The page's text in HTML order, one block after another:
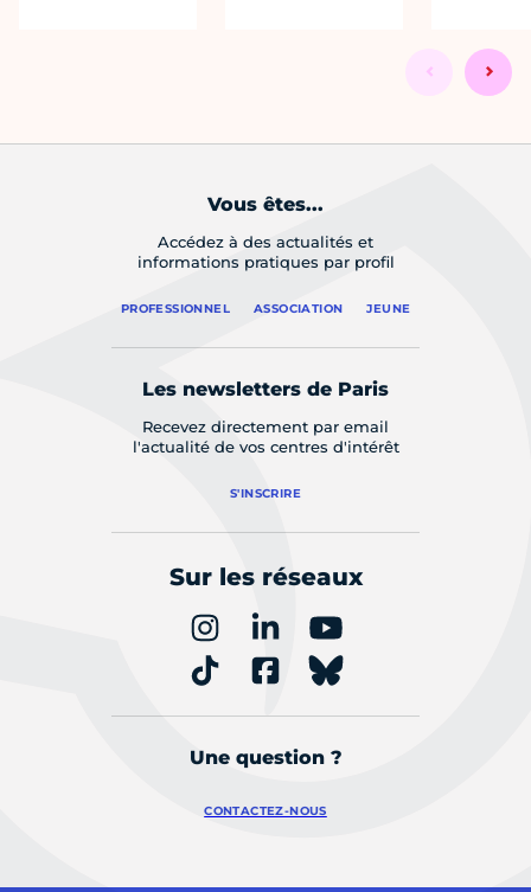
Vous êtes...
Accédez à des actualités et
informations pratiques par profil
PROFESSIONNEL ASSOCIATION JEUNE
Les newsletters de Paris
Recevez directement par email
l'actualité de vos centres d'intérêt
S'INSCRIRE
Sur les réseaux
Une question ?
CONTACTEZ-NOUS